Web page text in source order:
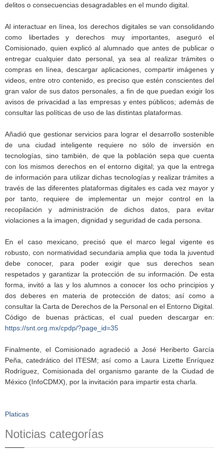
delitos o consecuencias desagradables en el mundo digital.
Al interactuar en línea, los derechos digitales se van consolidando
como libertades y derechos muy importantes, aseguró el
Comisionado, quien explicó al alumnado que antes de publicar o
entregar cualquier dato personal, ya sea al realizar trámites o
compras en línea, descargar aplicaciones, compartir imágenes y
videos, entre otro contenido, es preciso que estén conscientes del
gran valor de sus datos personales, a fin de que puedan exigir los
avisos de privacidad a las empresas y entes públicos; además de
consultar las políticas de uso de las distintas plataformas.
Añadió que gestionar servicios para lograr el desarrollo sostenible
de una ciudad inteligente requiere no sólo de inversión en
tecnologías, sino también, de que la población sepa que cuenta
con los mismos derechos en el entorno digital; ya que la entrega
de información para utilizar dichas tecnologías y realizar trámites a
través de las diferentes plataformas digitales es cada vez mayor y
por tanto, requiere de implementar un mejor control en la
recopilación y administración de dichos datos, para evitar
violaciones a la imagen, dignidad y seguridad de cada persona.
En el caso mexicano, precisó que el marco legal vigente es
robusto, con normatividad secundaria amplia que toda la juventud
debe conocer, para poder exigir que sus derechos sean
respetados y garantizar la protección de su información. De esta
forma, invitó a las y los alumnos a conocer los ocho principios y
dos deberes en materia de protección de datos; así como a
consultar la Carta de Derechos de la Personal en el Entorno Digital.
Código de buenas prácticas, el cual pueden descargar en:
https://snt.org.mx/cpdp/?page_id=35
Finalmente, el Comisionado agradeció a José Heriberto García
Peña, catedrático del ITESM; así como a Laura Lizette Enríquez
Rodríguez, Comisionada del organismo garante de la Ciudad de
México (InfoCDMX), por la invitación para impartir esta charla.
Platicas
Noticias categorías